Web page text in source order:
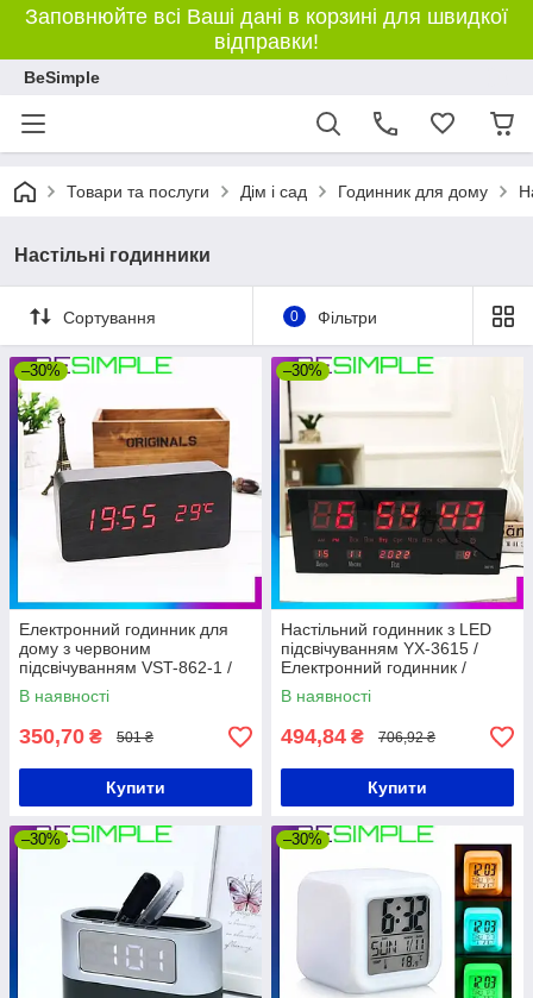
Заповнюйте всі Ваші дані в корзині для швидкої
відправки!
BeSimple
Товари та послуги Дім і сад Годинник для дому
Настільні годинники
Сортування 0 Фільтри
–30%
Електронний годинник для
дому з червоним
підсвічуванням VST-862-1 /
Годинник у вигляді
дерев'яного бруска /
В наявності
350,70 ₴ 501 ₴
Купити
–30%
Настільний годинник з LED
підсвічуванням YX-3615 /
Електронний годинник /
Годинник з термометром і
будильником
В наявності
494,84 ₴ 706,92 ₴
Купити
–30% –30%